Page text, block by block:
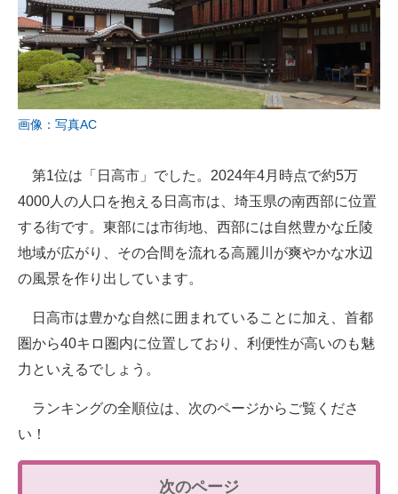
画像：写真AC
第1位は「日高市」でした。2024年4月時点で約5万
4000人の人口を抱える日高市は、埼玉県の南西部に位置
する街です。東部には市街地、西部には自然豊かな丘陵
地域が広がり、その合間を流れる高麗川が爽やかな水辺
の風景を作り出しています。
日高市は豊かな自然に囲まれていることに加え、首都
圏から40キロ圏内に位置しており、利便性が高いのも魅
力といえるでしょう。
ランキングの全順位は、次のページからご覧くださ
い！